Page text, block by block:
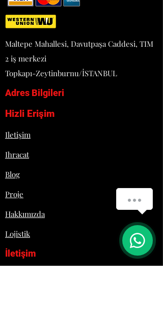
Maltepe Mahallesi, Davutpaşa Caddesi, TIM
2 iş merkezi
Topkapı-Zeytinburnu/İSTANBUL
Adres Bilgileri
Hizli Erişim
Iletişim
Ihracat
Blog
Proje
Hakkımızda
Lojistik
İletişim